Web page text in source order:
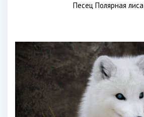
Песец Полярная лиса